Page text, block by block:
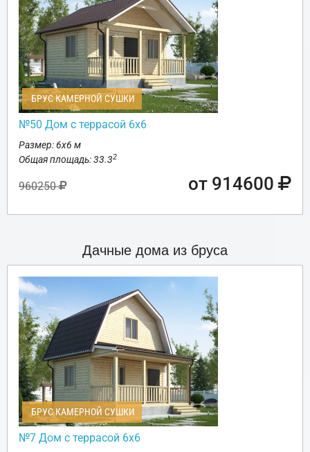
БРУС КАМЕРНОЙ СУШКИ
№50 Дом с террасой 6х6
Размер: 6х6 м
Общая площадь: 33.32
960250 от 914600
Дачные дома из бруса
БРУС КАМЕРНОЙ СУШКИ
№7 Дом с террасой 6х6